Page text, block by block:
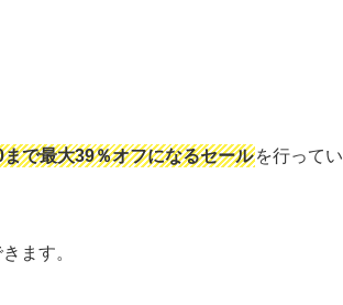
で最大39％オフになるセール を行ってい
ます。